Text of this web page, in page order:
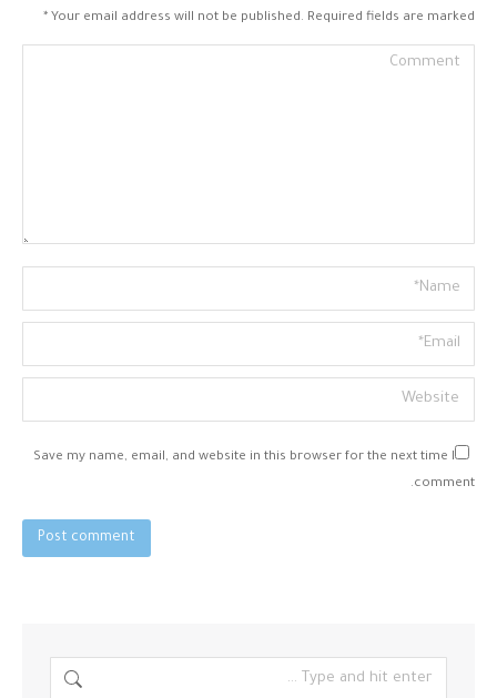
Your email address will not be published. Required fields are marked
*
Comment
Name *
Email *
Website
Save my name, email, and website in this browser for the next time I
comment.
Post comment